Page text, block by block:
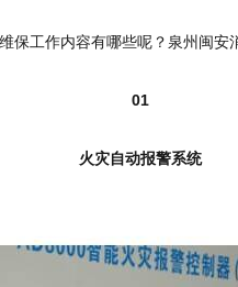
保工作内容有哪些呢？泉州闽安
01
火灾自动报警系统